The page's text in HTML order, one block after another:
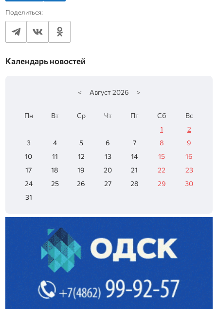
Поделиться:
Календарь новостей
< Август 2026 >
Пн Вт Ср Чт Пт Сб
Вс
1
2
3
4 5 6 7 8
9
10
11 12 13 14 15
16
17
18 19 20 21 22
23
24
25 26 27 28 29
30
31